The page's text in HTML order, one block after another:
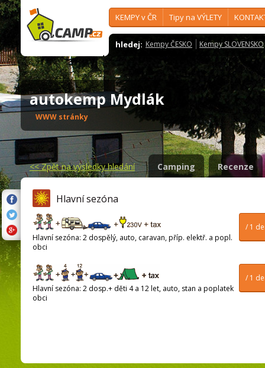
KEMPY v ČR Tipy na VÝLETY
hledej: Kempy ČESKO Kempy SLOVENSKO
autokemp Mydlák
WWW stránky
<<Zpět na výsledky hledání Camping Recenze
Hlavní sezóna
/ 1
Hlavní sezóna: 2 dospělý, auto, caravan, příp. elektř. a popl.
obci
/ 1
Hlavní sezóna: 2 dosp.+ děti 4 a 12 let, auto, stan a poplatek
obci